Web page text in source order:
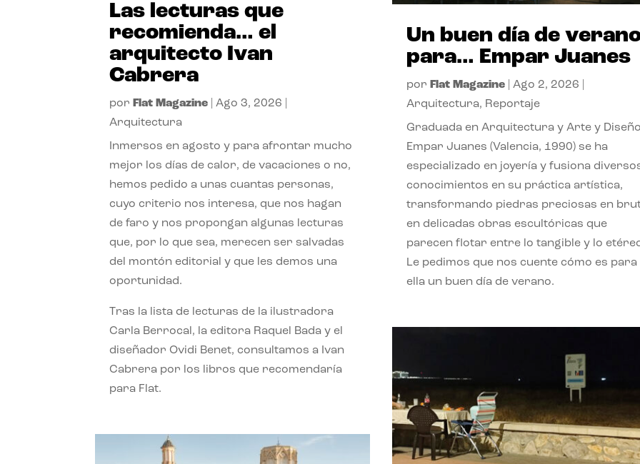
Las lecturas que
recomienda… el
arquitecto Ivan
Cabrera
por Flat Magazine |Ago 3, 2026
Arquitectura
Inmersos en agosto y para afrontar mucho
mejor los días de calor, de vacaciones o no,
hemos pedido a unas cuantas personas,
cuyo criterio nos interesa, que nos hagan
de faro y nos propongan algunas lecturas
que, por lo que sea, merecen ser salvadas
del montón editorial y que les demos una
oportunidad.
Tras la lista de lecturas de la ilustradora
Carla Berrocal, la editora Raquel Bada y el
diseñador Ovidi Benet, consultamos a Ivan
Cabrera por los libros que recomendaría
para Flat.
Un buen día de
para… Empar Juanes
por Flat Magazine| Ago 2, 2026
Arquitectura, Reportaje
Graduada en Arquitectura y Arte y
Empar Juanes (Valencia, 1990) se ha
especializado en joyería y fusiona
conocimientos en su práctica artística,
transformando piedras preciosas en
en delicadas obras escultóricas que
parecen flotar entre lo tangible y lo
Le pedimos que nos cuente cómo es para
ella un buen día de verano.